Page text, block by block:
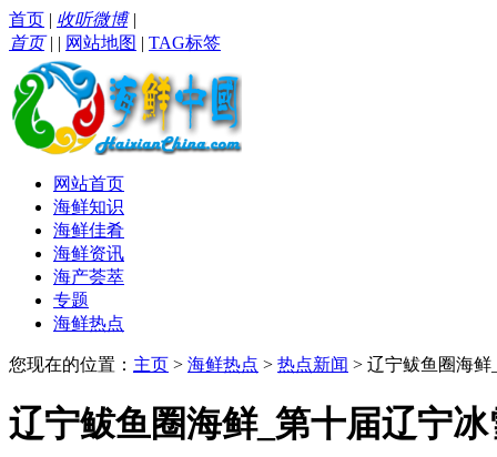
首页 | 收听微博|
首页| | 网站地图 | TAG标签
网站首页
海鲜知识
海鲜佳肴
海鲜资讯
海产荟萃
专题
海鲜热点
您现在的位置： 主页 > 海鲜热点 > 热点新闻 > 辽宁鲅鱼圈海
辽宁鲅鱼圈海鲜_第十届辽宁